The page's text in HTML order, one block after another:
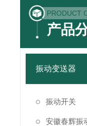
PRODUCT
产品
振动变送器
振动开关
安徽春辉振